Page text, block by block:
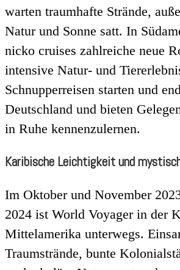
warten traumhafte Strände,
Natur und Sonne satt. In
nicko cruises zahlreiche neue
intensive Natur- und
Schnupperreisen starten und
Deutschland und bieten
in Ruhe kennenzulernen.
Karibische Leichtigkeit und
Im Oktober und November
2024 ist World Voyager in der
Mittelamerika unterwegs.
Traumstrände, bunte